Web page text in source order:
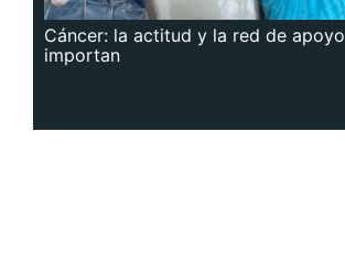
Cáncer: la actitud y la red de apoyo
importan